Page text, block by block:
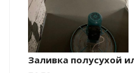
Заливка полусухой